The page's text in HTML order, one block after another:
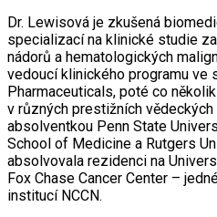
Dr. Lewisová je zkušená
specializací na klinické studie
nádorů a hematologických
vedoucí klinického programu ve
Pharmaceuticals, poté co
v různých prestižních
absolventkou Penn State
School of Medicine a Rutgers
absolvovala rezidenci na
Fox Chase Cancer Center –
institucí NCCN.